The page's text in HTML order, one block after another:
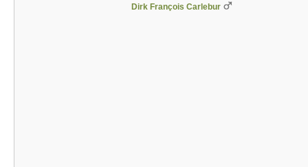
Dirk François Carlebur